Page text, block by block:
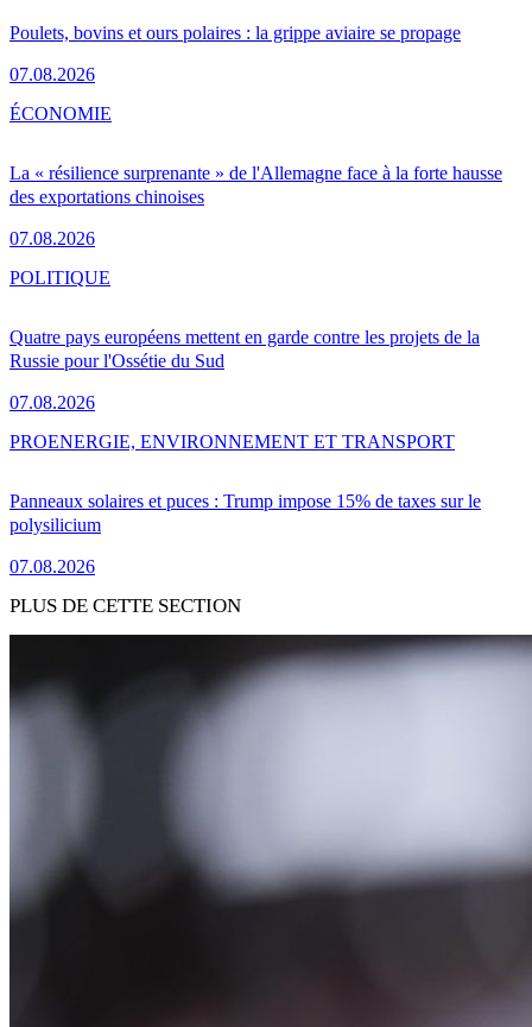
Poulets, bovins et ours polaires : la grippe aviaire se propage
07.08.2026
La « résilience surprenante » de l'Allemagne face à la forte hausse
des exportations chinoises
07.08.2026
ÉCONOMIE
Quatre pays européens mettent en garde contre les projets de la
Russie pour l'Ossétie du Sud
07.08.2026
POLITIQUE
Panneaux solaires et puces : Trump impose 15% de taxes sur le
polysilicium
07.08.2026
PROENERGIE, ENVIRONNEMENT ET TRANSPORT
PLUS DE CETTE SECTION